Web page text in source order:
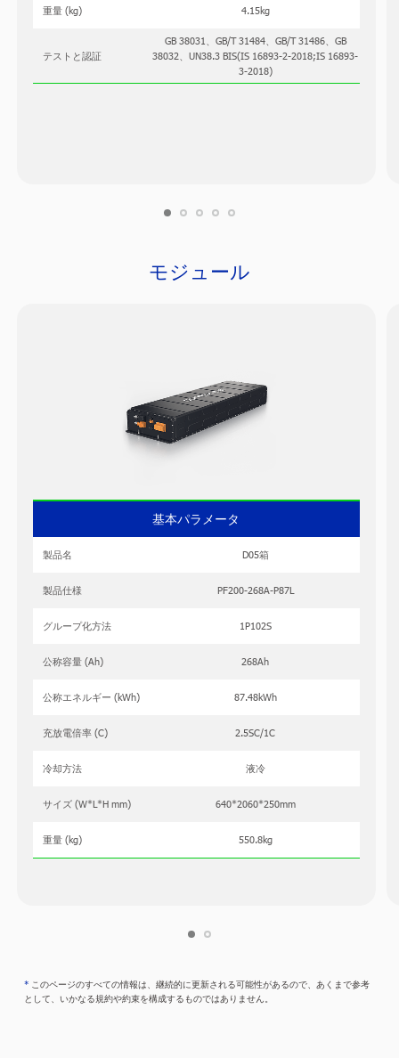
重量 (kg) 4.15kg
テストと認証
GB 38031、GB/T 31484、GB/T 31486、GB
38032、UN38.3 BIS(IS 16893-2-2018;IS 16893-
3-2018)
モジュール
基本パラメータ
製品名 D05箱
製品仕様 PF200-268A-P87L
グループ化方法 1P102S
公称容量 (Ah) 268Ah
公称エネルギー (kWh) 87.48kWh
充放電倍率 (C) 2.5SC/1C
冷却方法 液冷
サイズ (W*L*H mm) 640*2060*250mm
重量 (kg) 550.8kg
*このページのすべての情報は、継続的に更新される可能性があるので、あくまで参考
として、いかなる規約や約束を構成するものではありません。